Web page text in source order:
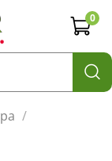
0